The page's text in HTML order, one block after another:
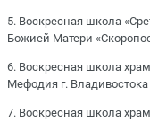
5. Воскресная школа
Божией Матери
6. Воскресная школа
Мефодия г. Владивостока
7. Воскресная школа